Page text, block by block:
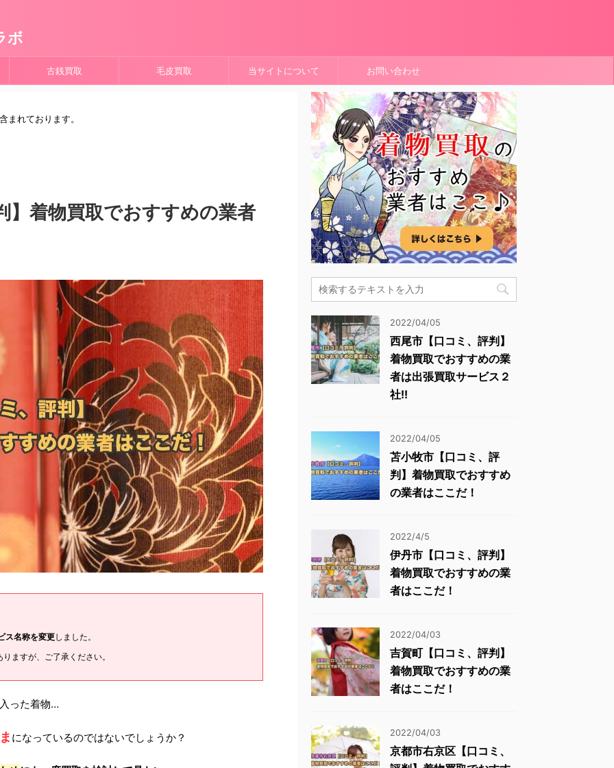
ボ
古銭買取 毛皮買取 当サイトについて お問い合わせ
まれております。
】着物買取でおすすめの業者
ス名称を変更しました。
ますが、ご了承ください。
った着物…
になっているのではないでしょうか？
2022/04/05
西尾市【口コミ、評判】
着物買取でおすすめの業
者は出張買取サービス２
社!!
2022/04/05
苫小牧市【口コミ、評
判】着物買取でおすすめ
の業者はここだ！
2022/4/5
伊丹市【口コミ、評判】
着物買取でおすすめの業
者はここだ！
2022/04/03
吉賀町【口コミ、評判】
着物買取でおすすめの業
者はここだ！
2022/04/03
京都市右京区【口コミ、